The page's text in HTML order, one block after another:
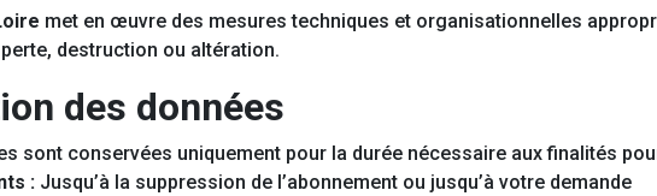
met en œuvre des mesures techniques et organisationnelles
destruction ou altération.
des données
sont conservées uniquement pour la durée nécessaire aux finalités
: Jusqu’à la suppression de l’abonnement ou jusqu’à votre demande